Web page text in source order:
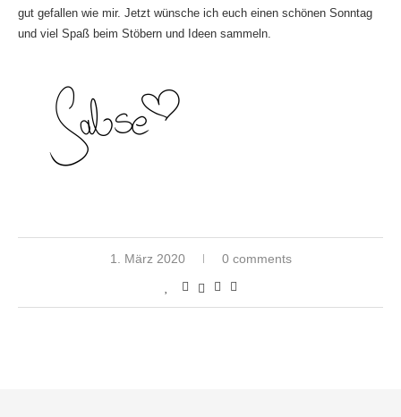
gut gefallen wie mir. Jetzt wünsche ich euch einen schönen Sonntag
und viel Spaß beim Stöbern und Ideen sammeln.
1. März 2020 0 comments